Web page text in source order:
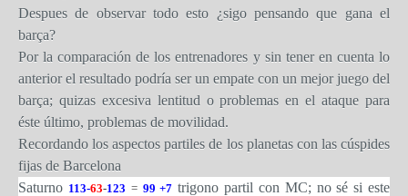
Despues de observar todo esto ¿sigo pensando que gana el
barça?
Por la comparación de los entrenadores y sin tener en cuenta lo
anterior el resultado podría ser un empate con un mejor juego del
barça; quizas excesiva lentitud o problemas en el ataque para
éste último, problemas de movilidad.
Recordando los aspectos partiles de los planetas con las cúspides
fijas de Barcelona
Saturno 113-63-123 = 99 +7 trigono partil con MC; no sé si este